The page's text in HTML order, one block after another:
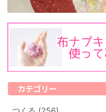
カテゴリー